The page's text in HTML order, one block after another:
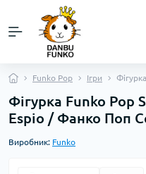
Funko Pop Ігри
Фігурка Funko Pop
Espio / Фанко Поп
Виробник: Funko